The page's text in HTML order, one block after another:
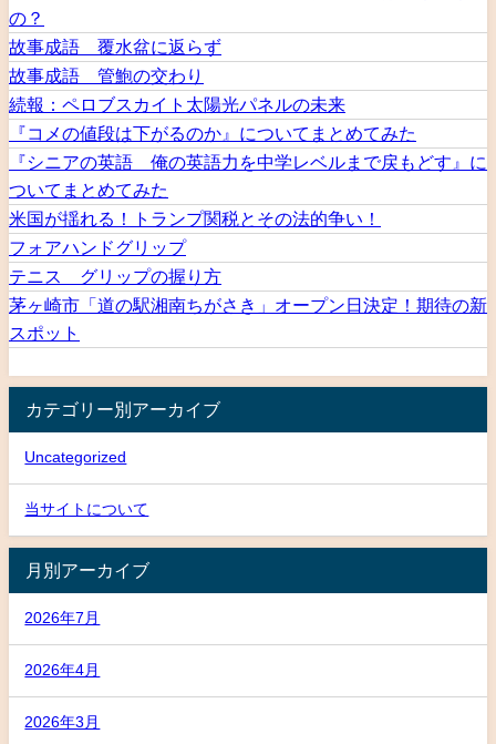
の？
故事成語 覆水盆に返らず
故事成語 管鮑の交わり
続報：ペロブスカイト太陽光パネルの未来
『コメの値段は下がるのか』についてまとめてみた
『シニアの英語 俺の英語力を中学レベルまで戻もどす』に
ついてまとめてみた
米国が揺れる！トランプ関税とその法的争い！
フォアハンドグリップ
テニス グリップの握り方
茅ヶ崎市「道の駅湘南ちがさき」オープン日決定！期待の新
スポット
カテゴリー別アーカイブ
Uncategorized
当サイトについて
月別アーカイブ
2026年7月
2026年4月
2026年3月